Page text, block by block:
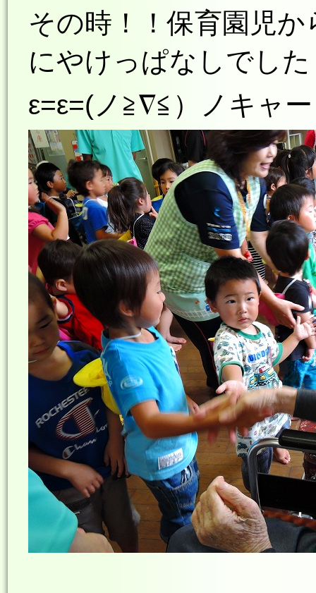
その時！！保育園児
にやけっぱなしでした
ε=ε=(ノ≧∇≦）ノキャー